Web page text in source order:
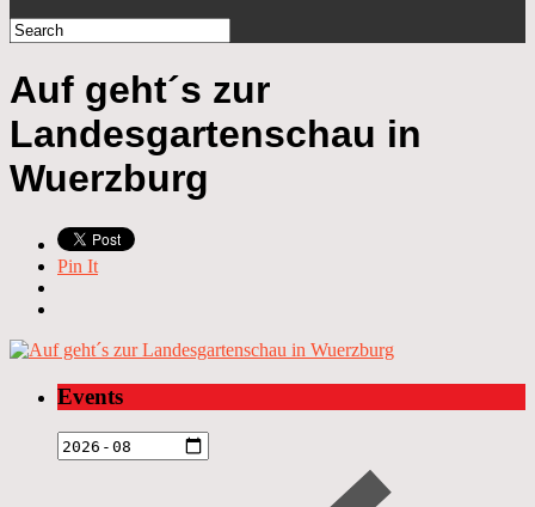
Auf geht´s zur
Landesgartenschau in
Wuerzburg
Pin It
Events